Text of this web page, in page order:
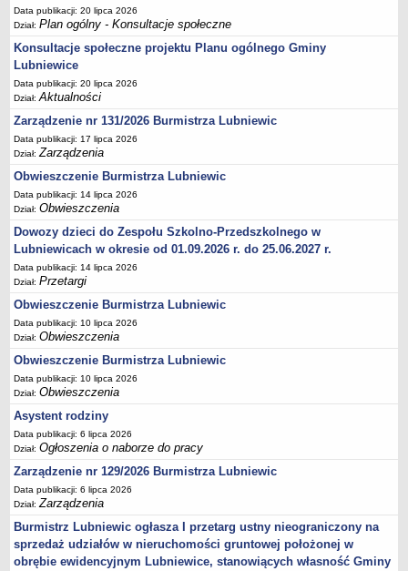
Zadania i uprawnienia
Skład Rady Miejskiej
Plan pracy Rady Miejskiej
Terminy posiedzeń Rady
Głosowania
Protokoły z posiedzeń Rady Miejskiej
Składy Komisji
Terminy posiedzeń Komisji
Plan pracy Komisji Rewizyjnej
Plan pracy pozostałych Komisji
Oświadczenia majątkowe
Interpelacje radnych wraz z odpowiedziami
Zapytania radnych wraz z odpowiedziami
Apele
JEDNOSTKI ORGANIZACYJNE
Biblioteka - Centrum Kultury
Zespół Szkolno-Przedszkolny
Miejsko-Gminny Ośrodek Pomocy Społecznej
Zakład Gospodarki Komunalnej
Środowiskowy Dom Samopomocy
MAJĄTEK I FINANSE
Budżet Gminy
Majątek Gminy
Sprawozdania z wykonania budżetu - kwartalne
Data publikacji: 20 lipca 2026
Dział:Plan ogólny - Konsultacje społeczne
Konsultacje społeczne projektu Planu ogólnego Gminy
Lubniewice
Data publikacji: 20 lipca 2026
Dział:Aktualności
Zarządzenie nr 131/2026 Burmistrza Lubniewic
Data publikacji: 17 lipca 2026
Dział:Zarządzenia
Obwieszczenie Burmistrza Lubniewic
Data publikacji: 14 lipca 2026
Dział:Obwieszczenia
Dowozy dzieci do Zespołu Szkolno-Przedszkolnego w
Lubniewicach w okresie od 01.09.2026 r. do 25.06.2027 r.
Data publikacji: 14 lipca 2026
Dział:Przetargi
Obwieszczenie Burmistrza Lubniewic
Data publikacji: 10 lipca 2026
Dział:Obwieszczenia
Obwieszczenie Burmistrza Lubniewic
Data publikacji: 10 lipca 2026
Dział:Obwieszczenia
Asystent rodziny
Data publikacji: 6 lipca 2026
Dział:Ogłoszenia o naborze do pracy
Zarządzenie nr 129/2026 Burmistrza Lubniewic
Data publikacji: 6 lipca 2026
Dział:Zarządzenia
Burmistrz Lubniewic ogłasza I przetarg ustny nieograniczony na
sprzedaż udziałów w nieruchomości gruntowej położonej w
obrębie ewidencyjnym Lubniewice, stanowiących własność Gminy